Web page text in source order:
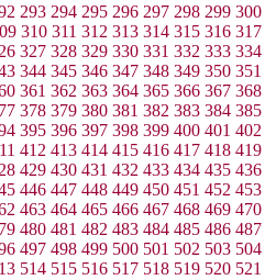
293 294 295 296 297 298 299 300
310 311 312 313 314 315 316 317
327 328 329 330 331 332 333 334
344 345 346 347 348 349 350 351
361 362 363 364 365 366 367 368
378 379 380 381 382 383 384 385
395 396 397 398 399 400 401 402
412 413 414 415 416 417 418 419
429 430 431 432 433 434 435 436
446 447 448 449 450 451 452 453
463 464 465 466 467 468 469 470
480 481 482 483 484 485 486 487
497 498 499 500 501 502 503 504
514 515 516 517 518 519 520 521